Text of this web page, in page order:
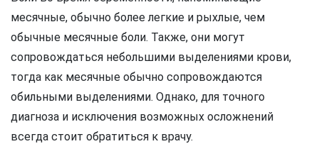
месячные, обычно более легкие и рыхлые, чем
обычные месячные боли. Также, они могут
сопровождаться небольшими выделениями крови,
тогда как месячные обычно сопровождаются
обильными выделениями. Однако, для точного
диагноза и исключения возможных осложнений
всегда стоит обратиться к врачу.